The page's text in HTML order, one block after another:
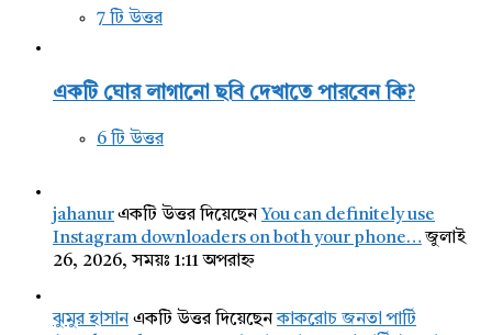
7 টি উত্তর
একটি ঘোর লাগানো ছবি দেখাতে পারবেন কি?
6 টি উত্তর
jahanurএকটি উত্তর দিয়েছেন You can definitely use
Instagram downloaders on both your phone… জুলাই
26, 2026, সময়ঃ 1:11 অপরাহ্ন
ঝুমুর হাসানএকটি উত্তর দিয়েছেনকাকরোচ জনতা পার্টি